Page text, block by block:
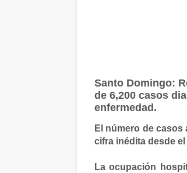
Santo Domingo:
de 6,200 casos
enfermedad.
El número de casos
cifra inédita desde
La ocupación